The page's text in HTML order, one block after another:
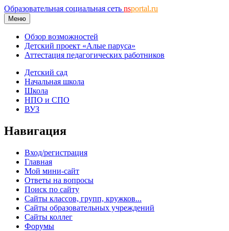
Образовательная социальная сеть nsportal.ru
Меню
Обзор возможностей
Детский проект «Алые паруса»
Аттестация педагогических работников
Детский сад
Начальная школа
Школа
НПО и СПО
ВУЗ
Навигация
Вход/регистрация
Главная
Мой мини-сайт
Ответы на вопросы
Поиск по сайту
Сайты классов, групп, кружков...
Сайты образовательных учреждений
Сайты коллег
Форумы